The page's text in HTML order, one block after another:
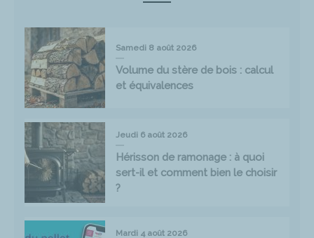
Samedi 8 août 2026
Volume du stère de bois : calcul
et équivalences
Jeudi 6 août 2026
Hérisson de ramonage : à quoi
sert-il et comment bien le choisir
?
Mardi 4 août 2026